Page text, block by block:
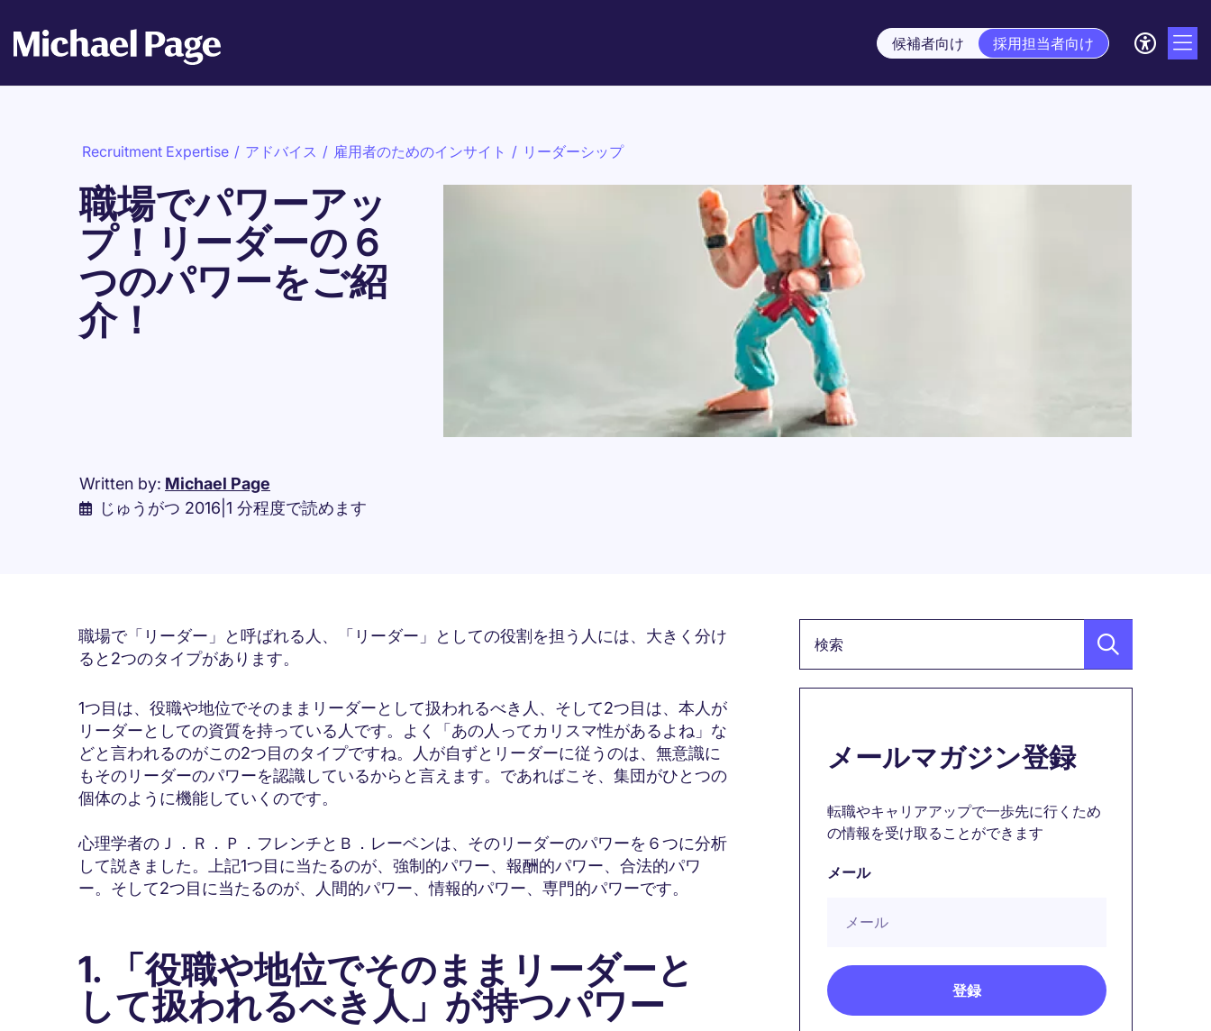
候補者向け 採用担当者向け
Recruitment Expertise / アドバイス / 雇用者のためのインサイト / リーダーシップ
職場でパワーアッ
プ！リーダーの６
つのパワーをご紹
介！
Written by: Michael Page
じゅうがつ 2016 1 分程度で読めます
職場で「リーダー」と呼ばれる人、「リーダー」としての役割を担う人には、大きく分け
ると2つのタイプがあります。
1つ目は、役職や地位でそのままリーダーとして扱われるべき人、そして2つ目は、本人が
リーダーとしての資質を持っている人です。よく「あの人ってカリスマ性があるよね」な
どと言われるのがこの2つ目のタイプですね。人が自ずとリーダーに従うのは、無意識に
もそのリーダーのパワーを認識しているからと言えます。であればこそ、集団がひとつの
個体のように機能していくのです。
心理学者のＪ．Ｒ．Ｐ．フレンチとＢ．レーベンは、そのリーダーのパワーを６つに分析
して説きました。上記1つ目に当たるのが、強制的パワー、報酬的パワー、合法的パワ
ー。そして2つ目に当たるのが、人間的パワー、情報的パワー、専門的パワーです。
1. 「役職や地位でそのままリーダーと
して扱われるべき人」が持つパワー
メールマガジン登録
転職やキャリアアップで一歩先に行くため
の情報を受け取ることができます
メール